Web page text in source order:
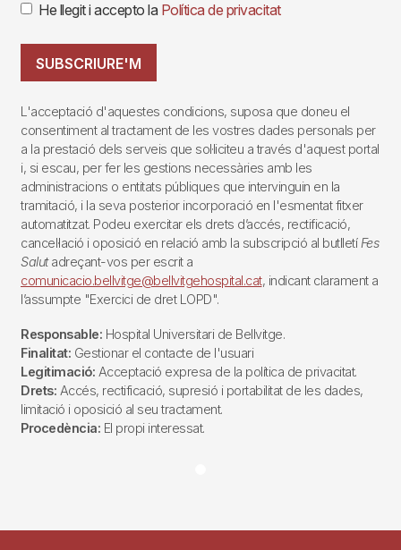
He llegit i accepto la Política de privacitat
SUBSCRIURE'M
L'acceptació d'aquestes condicions, suposa que doneu el
consentiment al tractament de les vostres dades personals per
a la prestació dels serveis que sol·liciteu a través d'aquest portal
i, si escau, per fer les gestions necessàries amb les
administracions o entitats públiques que intervinguin en la
tramitació, i la seva posterior incorporació en l'esmentat fitxer
automatitzat. Podeu exercitar els drets d’accés, rectificació,
cancel·lació i oposició en relació amb la subscripció al butlletí Fes
Salutadreçant-vos per escrit a
comunicacio.bellvitge@bellvitgehospital.cat, indicant clarament a
l’assumpte "Exercici de dret LOPD".
Responsable: Hospital Universitari de Bellvitge.
Finalitat: Gestionar el contacte de l'usuari
Legitimació: Acceptació expresa de la política de privacitat.
Drets: Accés, rectificació, supresió i portabilitat de les dades,
limitació i oposició al seu tractament.
Procedència: El propi interessat.